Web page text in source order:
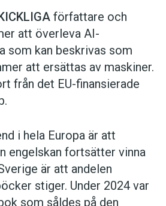
författare och
att överleva AI-
som kan beskrivas som
att ersättas av maskiner.
från det EU-finansierade
i hela Europa är att
engelskan fortsätter vinna
är att andelen
stiger. Under 2024 var
som såldes på den